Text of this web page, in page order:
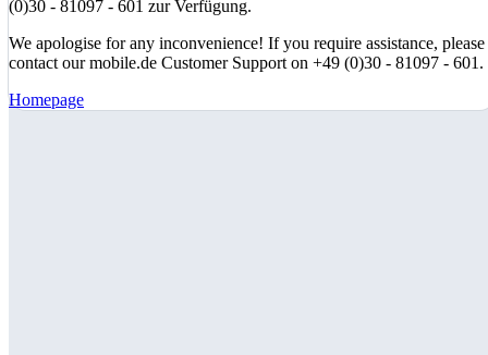
(0)30 - 81097 - 601 zur Verfügung.
We apologise for any inconvenience! If you require assistance, please
contact our mobile.de Customer Support on +49 (0)30 - 81097 - 601.
Homepage